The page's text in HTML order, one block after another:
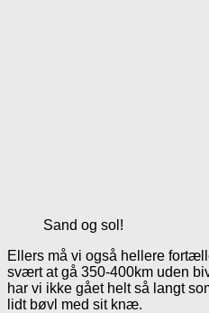
Sand og sol!
Ellers må vi også hellere
svært at gå 350-400km uden
har vi ikke gået helt så langt
lidt bøvl med sit knæ.